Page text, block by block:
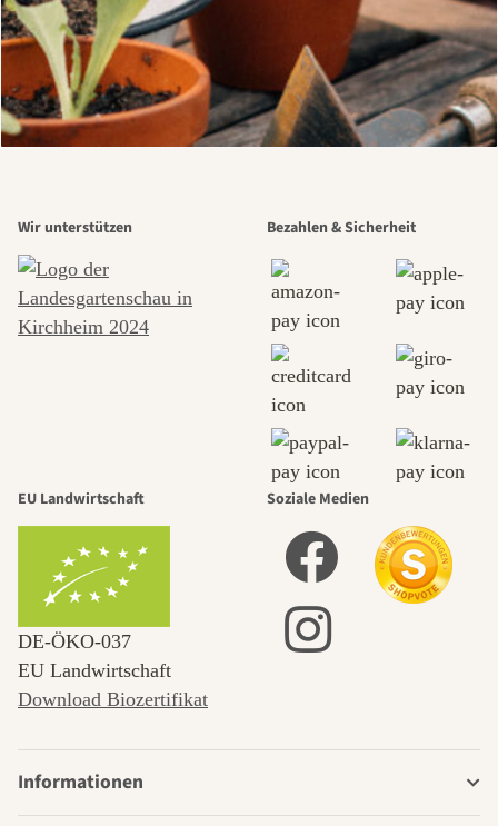
Wir unterstützen Bezahlen & Sicherheit
EU Landwirtschaft
DE‑ÖKO‑037
EU Landwirtschaft
Download Biozertifikat
Soziale Medien
Informationen